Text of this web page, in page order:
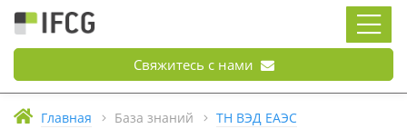
Свяжитесь с нами
Главная База знаний
ТН ВЭД ЕАЭС